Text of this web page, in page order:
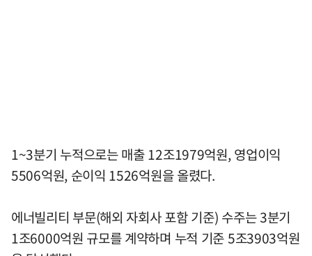
1~3분기 누적으로는 매출 12조1979억원, 영업이익
5506억원, 순이익 1526억원을 올렸다.
에너빌리티 부문(해외 자회사 포함 기준) 수주는 3분기
1조6000억원 규모를 계약하며 누적 기준 5조3903억원